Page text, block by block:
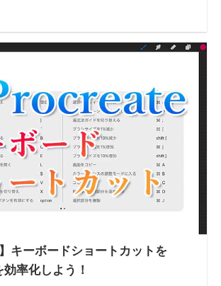
キーボードショートカットを
率化しよう！